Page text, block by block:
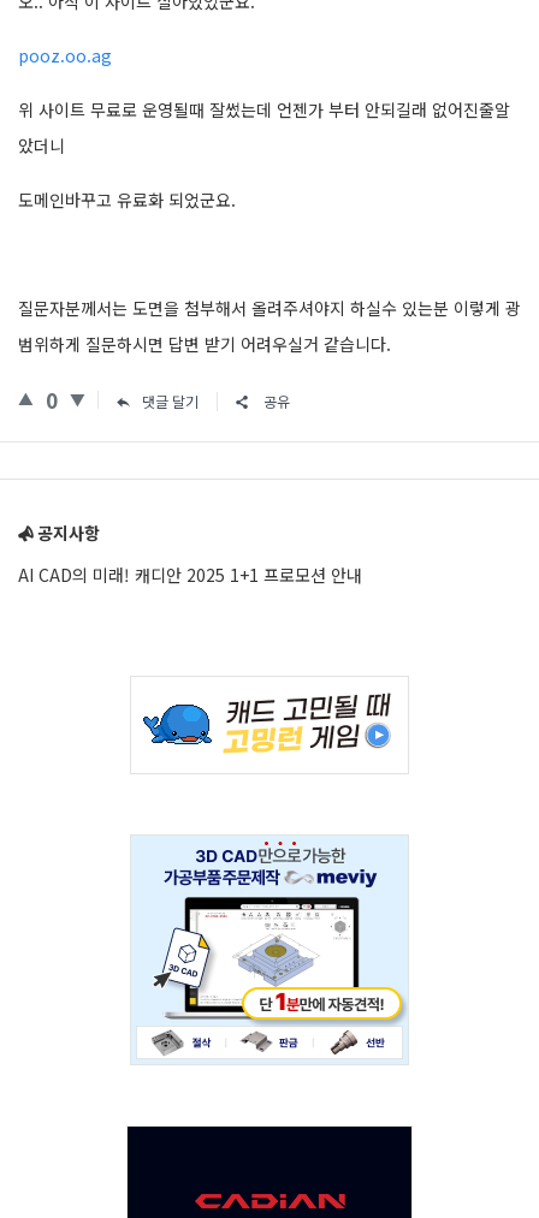
pooz.oo.ag
위 사이트 무료로 운영될때 잘썼는데 언젠가 부터 안되길래 없어진줄알
았더니
도메인바꾸고 유료화 되었군요.
질문자분께서는 도면을 첨부해서 올려주셔야지 하실수 있는분 이렇게 광
범위하게 질문하시면 답변 받기 어려우실거 같습니다.
0 댓글 달기 공유
공지사항
AI CAD의 미래! 캐디안 2025 1+1 프로모션 안내